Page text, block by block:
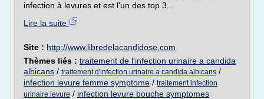
infection à levures et est l'un des top 3...
Lire la suite
Site : http://www.libredelacandidose.com
Thèmes liés : traitement de l'infection urinaire a candida
albicans / traitement d'infection urinaire a candida albicans /
infection levure femme symptome / traitement infection
urinaire levure / infection levure bouche symptomes